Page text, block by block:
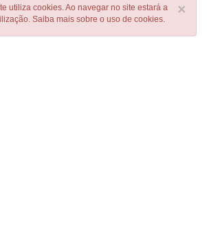
×
utiliza cookies. Ao navegar no site estará a
Saiba mais sobre o uso de cookies.